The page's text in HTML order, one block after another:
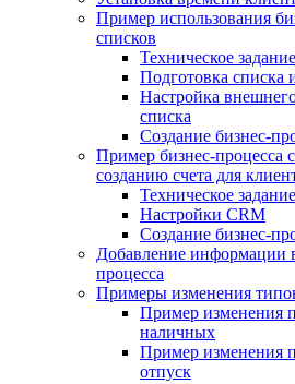
Пример использования
списков
Техническое задание
Подготовка списка
Настройка
списка
Создание бизнес-
Пример бизнес-процесса
созданию счета для
Техническое задание
Настройки CRM
Создание бизнес-
Добавление информации
процесса
Примеры изменения
Пример изменения
наличных
Пример изменения
отпуск